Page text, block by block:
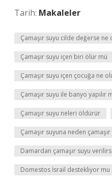
Tarih: Makaleler
Çamaşır suyu cilde değerse ne
Çamaşır suyu içen biri ölür mü
Çamaşır suyu içen çocuğa ne
Çamaşır suyu ile banyo yapılır
Çamaşır suyu neleri öldürür
Çamaşır suyuna neden
Damardan çamaşır suyu
Domestos İsrail destekliyor mu